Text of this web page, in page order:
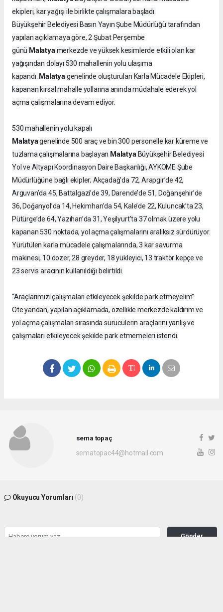
ekipleri, kar yağışı ile birlikte çalışmalara başladı.
Büyükşehir Belediyesi Basın Yayın Şube Müdürlüğü tarafından
yapılan açıklamaya göre, 2 Şubat Perşembe
günü Malatyamerkezde ve yüksek kesimlerde etkili olan kar
yağışından dolayı 530 mahallenin yolu ulaşıma
kapandı. Malatyagenelinde oluşturulan Karla Mücadele Ekipleri,
kapanan kırsal mahalle yollarına anında müdahale ederek yol
açma çalışmalarına devam ediyor.
530 mahallenin yolu kapalı
Malatyagenelinde 500 araç ve bin 300 personelle kar küreme ve
tuzlama çalışmalarına başlayan MalatyaBüyükşehir Belediyesi
Yol ve Altyapı Koordinasyon Daire Başkanlığı, AYKOME Şube
Müdürlüğüne bağlı ekipler; Akçadağ’da 72, Arapgir’de 42,
Arguvan’da 45, Battalgazi’de 39, Darende’de 51, Doğanşehir’de
36, Doğanyol’da 14, Hekimhan’da 54, Kale’de 22, Kuluncak’ta 23,
Pütürge’de 64, Yazıhan’da 31, Yeşilyurt’ta 37 olmak üzere yolu
kapanan 530 noktada, yol açma çalışmalarını aralıksız sürdürüyor.
Yürütülen karla mücadele çalışmalarında, 3 kar savurma
makinesi, 10 dozer, 28 greyder, 18 yükleyici, 13 traktör kepçe ve
23 servis aracının kullanıldığı belirtildi.
“Araçlarımızı çalışmaları etkileyecek şekilde park etmeyelim”
Öte yandan, yapılan açıklamada, özellikle merkezde kaldırım ve
yol açma çalışmaları sırasında sürücülerin araçlarını yanlış ve
çalışmaları etkileyecek şekilde park etmemeleri istendi.
sema topaç
sematopac44@hotmail.com
Okuyucu Yorumları (0)
Gönder